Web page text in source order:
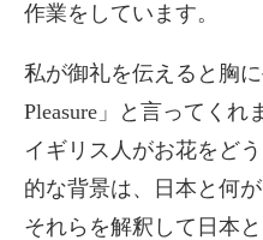
作業をしています。
私が御礼を伝えると胸
Pleasure」と言ってくれ
イギリス人がお花をど
的な背景は、日本と何
それらを解釈して日本